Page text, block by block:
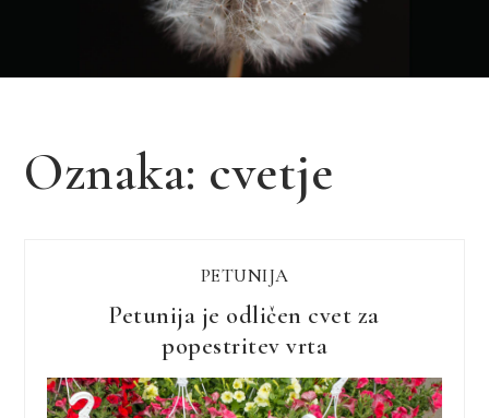
Oznaka: cvetje
PETUNIJA
Petunija je odličen cvet za
popestritev vrta